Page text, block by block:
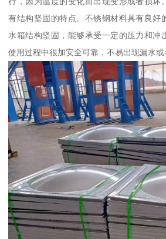
有结构坚固的特点。不锈钢材料具有良好
水箱结构坚固，能够承受一定的压力和冲
使用过程中很加安全可靠，不易出现漏水或